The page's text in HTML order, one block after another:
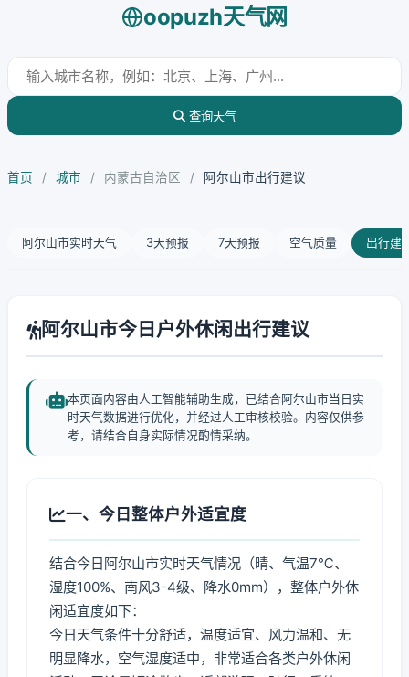
oopuzh天气网
查询天气
首页 / 城市 / 内蒙古自治区 / 阿尔山市出行建议
阿尔山市实时天气 3天预报 7天预报 空气质量 出行建
阿尔山市今日户外休闲出行建议
本页面内容由人工智能辅助生成，已结合阿尔山市当日实
时天气数据进行优化，并经过人工审核校验。内容仅供参
考，请结合自身实际情况酌情采纳。
一、今日整体户外适宜度
结合今日阿尔山市实时天气情况（晴、气温7℃、
湿度100%、南风3-4级、降水0mm），整体户外休
闲适宜度如下：
今日天气条件十分舒适，温度适宜、风力温和、无
明显降水，空气湿度适中，非常适合各类户外休闲